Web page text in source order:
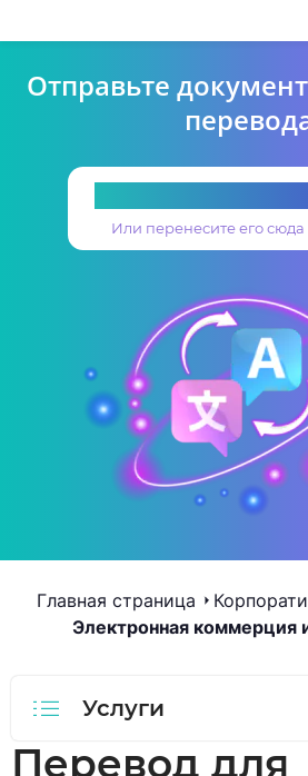
Отправьте
Или перенесите его сюда
Главная страница
Электронная коммерция
Услуги
Перевод для